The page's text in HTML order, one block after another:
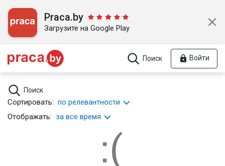
Praca.by
Загрузите на Google Play
Поиск Войти
Поиск
Сортировать: по релевантности
Отображать: за все время